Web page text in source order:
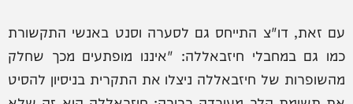
עם זאת, דו"צ התייחס גם לסערה וסנט באנשי התקשורת
כמו גם במחבלי חיזבאללה: "איננו מופתעים מכך שחלק
מהשופרות של חיזבאללה ניצלו את התקרית בניסיון להסיט